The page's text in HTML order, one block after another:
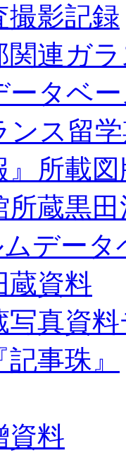
撮影記録
関連ガ
ータベ
ンス留
』所載
所蔵黒
データ
蔵資料
写真資
事珠』
資料